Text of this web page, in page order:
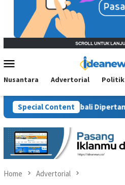
Menu
Nusantara Advertorial Politik
Special Content
Kembali Dipertanyakan
Home Advertorial